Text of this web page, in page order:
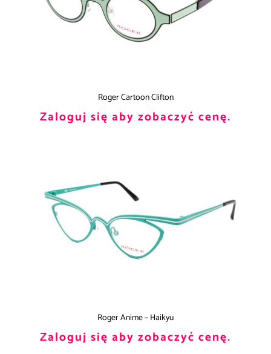
Roger Cartoon Clifton
Zaloguj się aby zobaczyć cenę.
Roger Anime – Haikyu
Zaloguj się aby zobaczyć cenę.